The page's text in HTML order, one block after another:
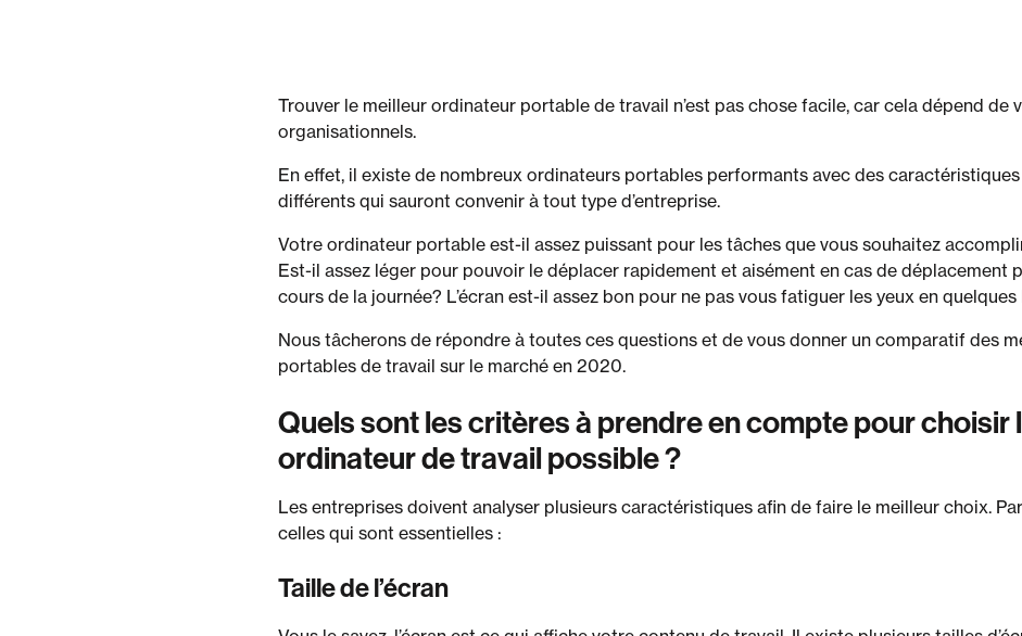
Trouver le meilleur ordinateur portable de travail n’est pas chose facile, car cela dépend de
organisationnels.
En effet, il existe de nombreux ordinateurs portables performants avec des
différents qui sauront convenir à tout type d’entreprise.
Votre ordinateur portable est-il assez puissant pour les tâches que vous souhaitez
Est-il assez léger pour pouvoir le déplacer rapidement et aisément en cas de déplacement
cours de la journée? L’écran est-il assez bon pour ne pas vous fatiguer les yeux en quelques
Nous tâcherons de répondre à toutes ces questions et de vous donner un comparatif des
portables de travail sur le marché en 2020.
Quels sont les critères à prendre en compte pour choisir
ordinateur de travail possible ?
Les entreprises doivent analyser plusieurs caractéristiques afin de faire le meilleur choix.
celles qui sont essentielles :
Taille de l’écran